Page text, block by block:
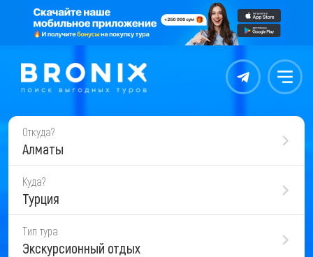
Контакты Меню
Откуда?
Алматы
Куда?
Турция
Тип тура
Экскурсионный отдых